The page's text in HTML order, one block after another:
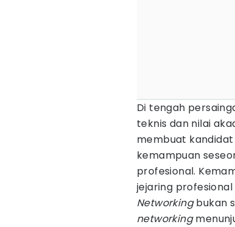
Di tengah
teknis dan nilai
membuat kandidat
kemampuan
profesional.
jejaring
Networkingbukan
networking